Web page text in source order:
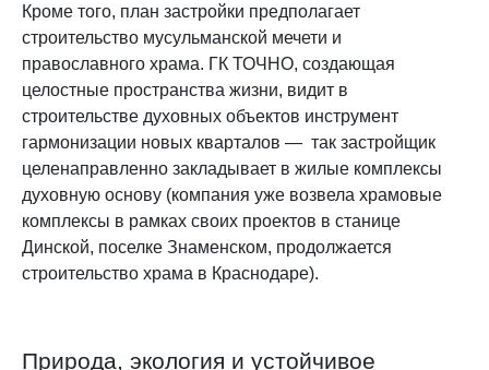
Кроме того, план застройки предполагает
строительство мусульманской мечети и
православного храма. ГК ТОЧНО, создающая
целостные пространства жизни, видит в
строительстве духовных объектов инструмент
гармонизации новых кварталов — так застройщик
целенаправленно закладывает в жилые комплексы
духовную основу (компания уже возвела храмовые
комплексы в рамках своих проектов в станице
Динской, поселке Знаменском, продолжается
строительство храма в Краснодаре).
Природа, экология и устойчивое